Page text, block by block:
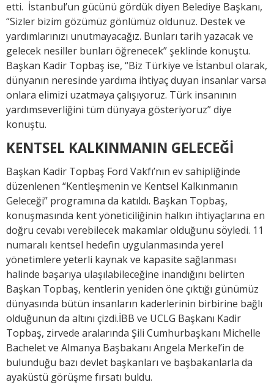
etti. İstanbul’un gücünü gördük diyen Belediye Başkanı,
“Sizler bizim gözümüz gönlümüz oldunuz. Destek ve
yardımlarınızı unutmayacağız. Bunları tarih yazacak ve
gelecek nesiller bunları öğrenecek” şeklinde konuştu.
Başkan Kadir Topbaş ise, “Biz Türkiye ve İstanbul olarak,
dünyanın neresinde yardıma ihtiyaç duyan insanlar varsa
onlara elimizi uzatmaya çalışıyoruz. Türk insanının
yardımseverliğini tüm dünyaya gösteriyoruz” diye
konuştu.
KENTSEL KALKINMANIN GELECEĞİ
Başkan Kadir Topbaş Ford Vakfı’nın ev sahipliğinde
düzenlenen “Kentleşmenin ve Kentsel Kalkınmanın
Geleceği” programına da katıldı. Başkan Topbaş,
konuşmasında kent yöneticiliğinin halkın ihtiyaçlarına en
doğru cevabı verebilecek makamlar olduğunu söyledi. 11
numaralı kentsel hedefin uygulanmasında yerel
yönetimlere yeterli kaynak ve kapasite sağlanması
halinde başarıya ulaşılabileceğine inandığını belirten
Başkan Topbaş, kentlerin yeniden öne çıktığı günümüz
dünyasında bütün insanların kaderlerinin birbirine bağlı
olduğunun da altını çizdi.İBB ve UCLG Başkanı Kadir
Topbaş, zirvede aralarında Şili Cumhurbaşkanı Michelle
Bachelet ve Almanya Başbakanı Angela Merkel’in de
bulunduğu bazı devlet başkanları ve başbakanlarla da
ayaküstü görüşme fırsatı buldu.